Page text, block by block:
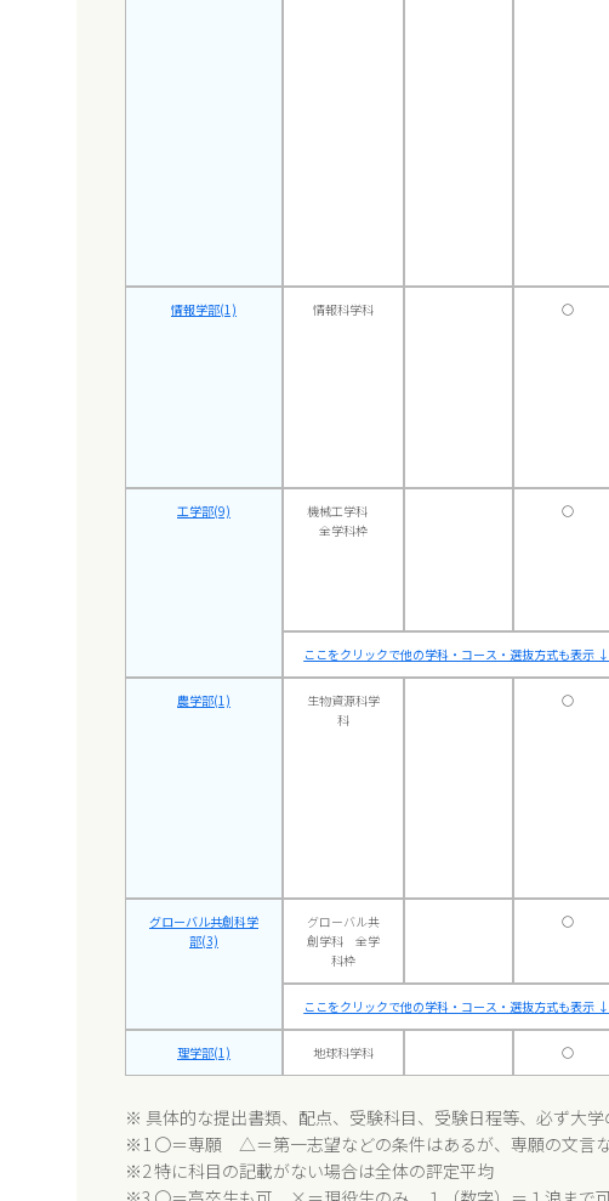
情報学部(1) 情報科学科 〇
工学部(9)
機械工学科
全学科枠
〇
ここをクリックで他の学科・コース・選抜方式も表示 ↓
農学部(1)
生物資源科学
科
〇
グローバル共創科学
部(3)
グローバル共
創学科 全学
科枠
〇
ここをクリックで他の学科・コース・選抜方式も表示 ↓
理学部(1) 地球科学科 〇
※ 具体的な提出書類、配点、受験科目、受験日程等、必ず大学
※1 〇＝専願 △＝第一志望などの条件はあるが、専願の文
※2 特に科目の記載がない場合は全体の評定平均